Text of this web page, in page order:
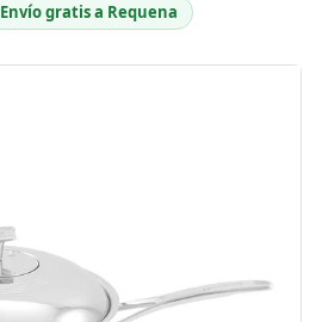
Envío gratis a Requena